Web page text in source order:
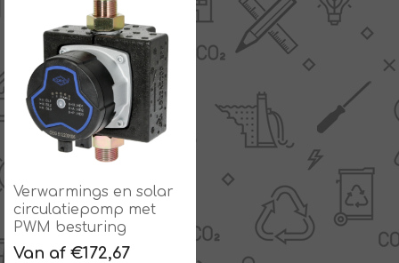
Verwarmings en solar
circulatiepomp met
PWM besturing
Van af €172,67